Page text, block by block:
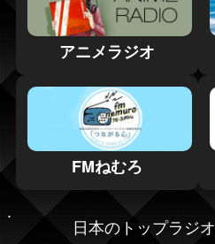
アニメラジオ
FMねむろ
日本のトップラジオ